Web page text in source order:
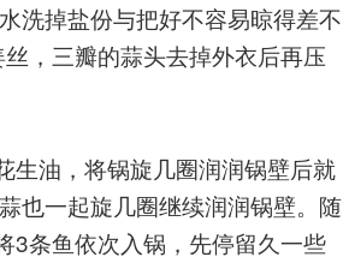
洗掉盐份与把好不容易晾得差不
，三瓣的蒜头去掉外衣后再压
生油，将锅旋几圈润润锅壁后就
也一起旋几圈继续润润锅壁。随
3条鱼依次入锅，先停留久一些